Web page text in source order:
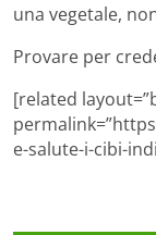
una vegetale,
Provare per
[related
e-salute-i-cibi-